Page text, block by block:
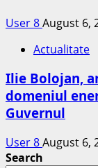
User 8August 6,
Actualitate
Ilie Bolojan,
domeniul
Guvernul
User 8August 6,
Search